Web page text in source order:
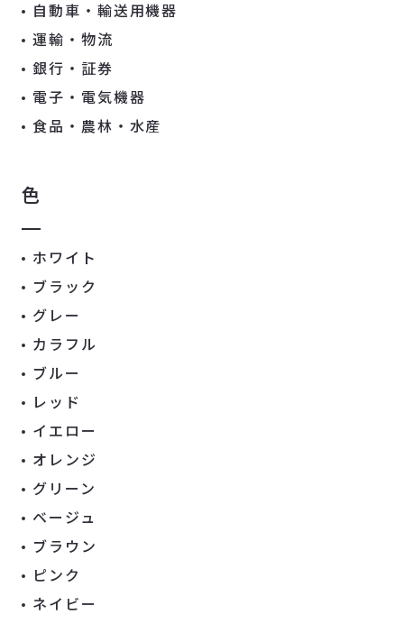
自動車・輸送用機器
運輸・物流
銀行・証券
電子・電気機器
食品・農林・水産
色
ホワイト
ブラック
グレー
カラフル
ブルー
レッド
イエロー
オレンジ
グリーン
ベージュ
ブラウン
ピンク
ネイビー